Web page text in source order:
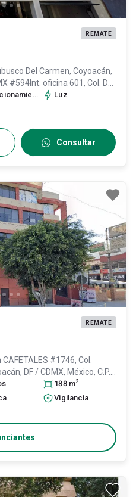
REMATE
Del Carmen, Coyoacán,
#594Int. oficina 601, Col. Del
, México, C.P. 04100
Luz
Consultar
REMATE
CAFETALES #1746, Col.
, DF / CDMX, México, C.P.
s 188 m2
Vigilancia